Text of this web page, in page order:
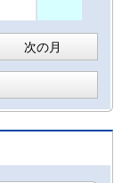
次の月